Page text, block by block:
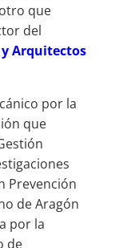
que
del
Arquitectos
por la
que
Prevención
de Aragón
por la
de